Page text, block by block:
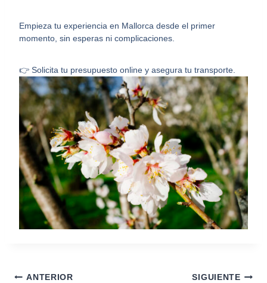
Empieza tu experiencia en Mallorca desde el primer
momento, sin esperas ni complicaciones.
👉 Solicita tu presupuesto online y asegura tu transporte.
ANTERIOR SIGUIENTE